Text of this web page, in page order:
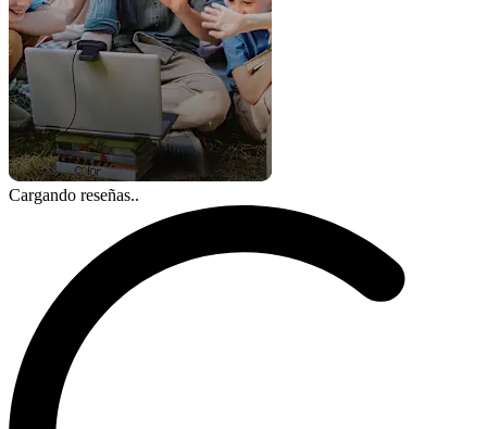
Cargando reseñas..